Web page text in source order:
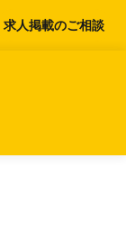
求人掲載のご相談